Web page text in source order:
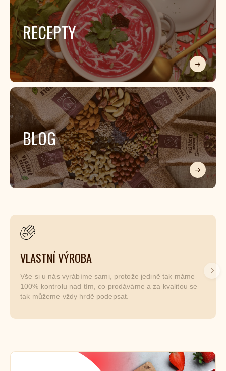
RECEPTY
BLOG
VLASTNÍ VÝROBA
Vše si u nás vyrábíme sami, protože jedině tak máme
100% kontrolu nad tím, co prodáváme a za kvalitou se
tak můžeme vždy hrdě podepsat.